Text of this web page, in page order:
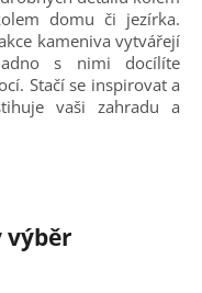
domu či jezírka.
kameniva vytvářejí
s nimi docílíte
Stačí se inspirovat a
vaši zahradu a
výběr